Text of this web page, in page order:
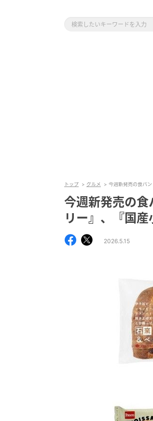
トップ グルメ 今週新発売の食パ
今週新発売の
リー』、『国
2026.5.15